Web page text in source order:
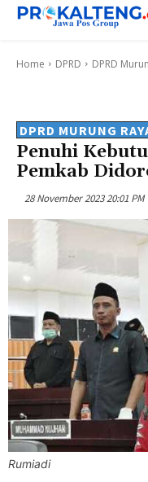
Home DPRD DPRD
DPRD MURUNG
Penuhi
Pemkab
28 November 2023 20:01 PM
Rumiadi